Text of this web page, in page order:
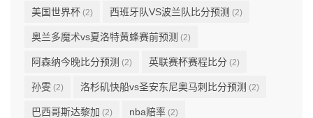
美国世界杯 (2) 西班牙队VS波兰队比分预测 (2)
奥兰多魔术vs夏洛特黄蜂赛前预测 (2)
阿森纳今晚比分预测 (2) 英联赛杯赛程比分 (2)
孙雯 (2) 洛杉矶快船vs圣安东尼奥马刺比分预测 (2)
巴西哥斯达黎加 (2) nba赔率 (2)